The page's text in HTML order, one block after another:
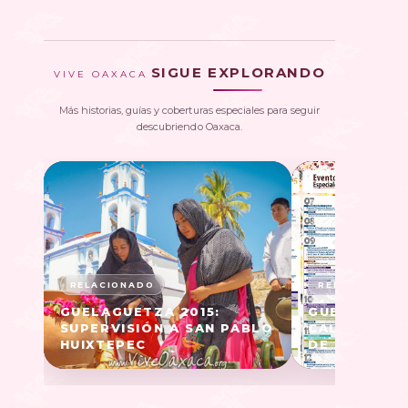
VIVE OAXACA SIGUE EXPLORANDO
Más historias, guías y coberturas especiales para seguir
descubriendo Oaxaca.
GUELAGUETZA 2015:
SUPERVISIÓN A SAN PABLO
HUIXTEPEC
DE